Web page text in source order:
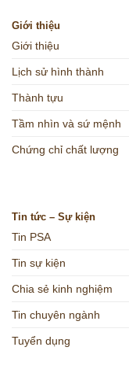
Giới thiệu
Giới thiệu
Lịch sử hình thành
Thành tựu
Tầm nhìn và sứ mệnh
Chứng chỉ chất lượng
Tin tức – Sự kiện
Tin PSA
Tin sự kiện
Chia sẻ kinh nghiệm
Tin chuyên ngành
Tuyển dụng